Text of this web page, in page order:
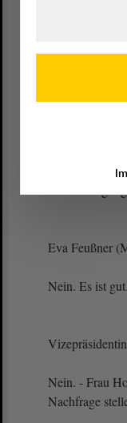
Dann ist es
Eva Feußner
Nein. Es ist gut.
Nein. - Frau
Nachfrage